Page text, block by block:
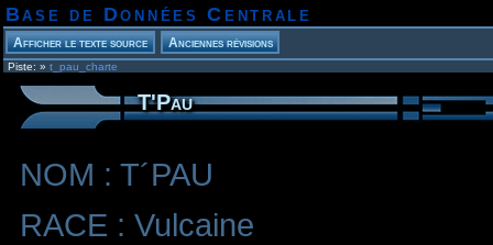
Base de Données Centrale
Piste: » t_pau_charte
T'Pau
NOM : T´PAU
RACE : Vulcaine